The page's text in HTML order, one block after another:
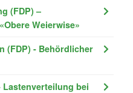
(FDP) –
Weierwise»
(FDP) - Behördlicher
Lastenverteilung bei